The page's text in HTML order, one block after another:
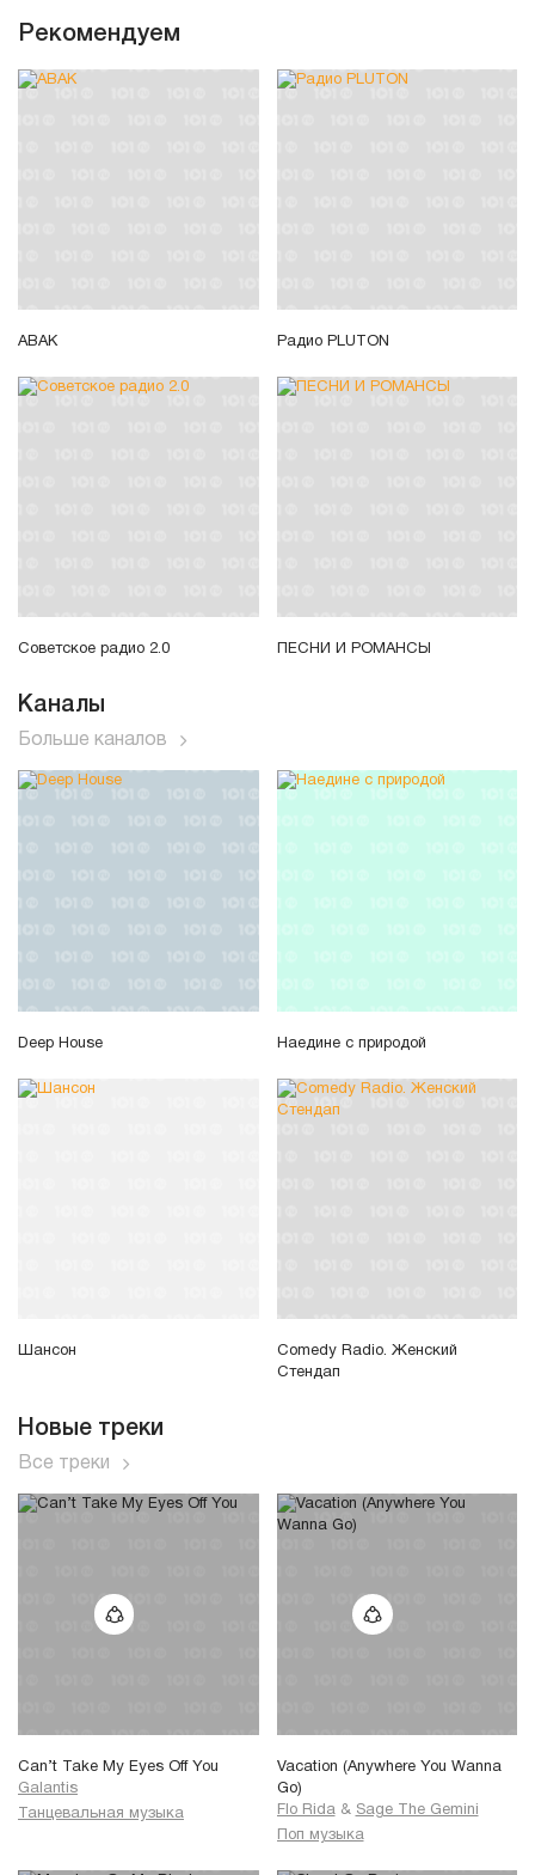
Рекомендуем
ABAK Радио PLUTON
Советское радио 2.0 ПЕСНИ И РОМАНСЫ
Каналы
Больше каналов
Deep House Наедине с природой
Шансон
Comedy Radio. Женский
Стендап
Новые треки
Все треки
Can’t Take My Eyes Off You
Galantis
Танцевальная музыка
Vacation (Anywhere You Wanna
Go)
Flo Rida & Sage The Gemini
Поп музыка